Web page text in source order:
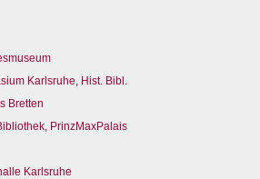
Karlsruhe, Hist. Bibl.
Bretten
PrinzMaxPalais
Karlsruhe